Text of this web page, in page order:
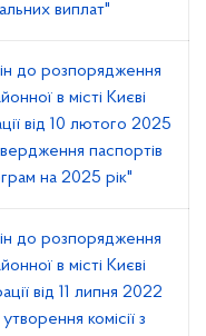
виплат"
до розпорядження
в місті Києві
від 10 лютого 2025
паспортів
на 2025 рік"
до розпорядження
в місті Києві
від 11 липня 2022
комісії з